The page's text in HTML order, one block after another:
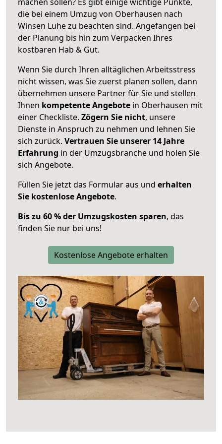
die bei einem Umzug von Oberhausen nach
Winsen Luhe zu beachten sind. Angefangen bei
der Planung bis hin zum Verpacken Ihres
kostbaren Hab & Gut.
Wenn Sie durch Ihren alltäglichen Arbeitsstress
nicht wissen, was Sie zuerst planen sollen, dann
übernehmen unsere Partner für Sie und stellen
Ihnen kompetente Angebote in Oberhausen mit
einer Checkliste. Zögern Sie nicht, unsere
Dienste in Anspruch zu nehmen und lehnen Sie
sich zurück. Vertrauen Sie unserer 14 Jahre
Erfahrung in der Umzugsbranche und holen Sie
sich Angebote.
Füllen Sie jetzt das Formular aus und erhalten
Sie kostenlose Angebote.
Bis zu 60 % der Umzugskosten sparen, das
finden Sie nur bei uns!
Kostenlose Angebote erhalten